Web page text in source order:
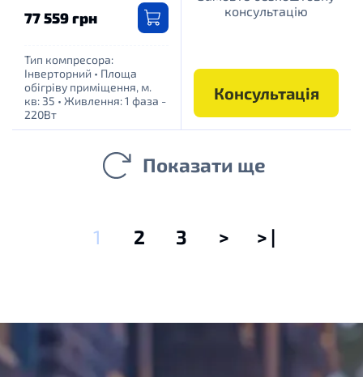
77 559 грн
Тип компресора:
Інверторний • Площа
обігріву приміщення, м.
кв: 35 • Живлення: 1 фаза -
220Вт
консультацію
Консультація
Показати ще
1 2 3 > > |